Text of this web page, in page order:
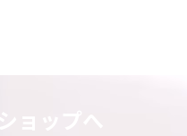
ョップへ